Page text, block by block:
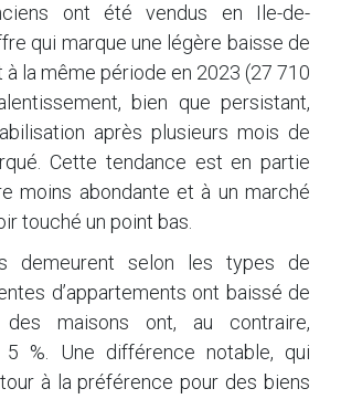
ont été vendus en Ile-de-
qui marque une légère baisse de
à la même période en 2023 (27 710
bien que persistant,
après plusieurs mois de
Cette tendance est en partie
moins abondante et à un marché
touché un point bas.
demeurent selon les types de
d’appartements ont baissé de
maisons ont, au contraire,
5 %. Une différence notable, qui
à la préférence pour des biens